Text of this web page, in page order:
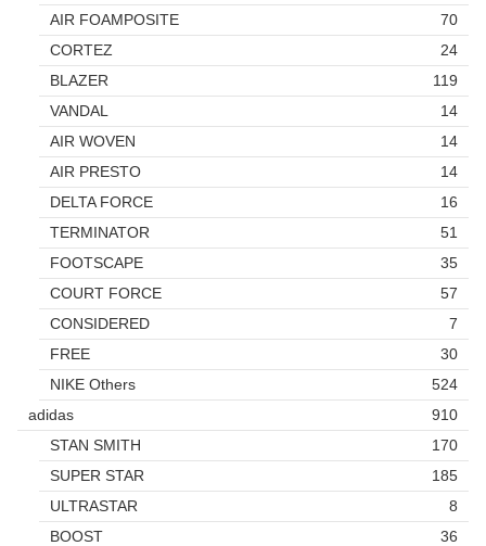
AIR FOAMPOSITE
70
CORTEZ
24
BLAZER
119
VANDAL
14
AIR WOVEN
14
AIR PRESTO
14
DELTA FORCE
16
TERMINATOR
51
FOOTSCAPE
35
COURT FORCE
57
CONSIDERED
7
FREE
30
NIKE Others
524
adidas
910
STAN SMITH
170
SUPER STAR
185
ULTRASTAR
8
BOOST
36